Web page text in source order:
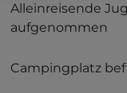
Alleinreisende
aufgenommen
Campingplatz